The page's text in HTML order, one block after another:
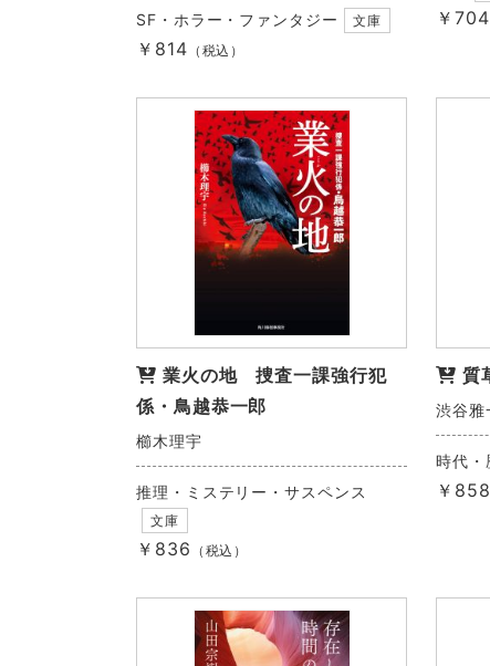
SF・ホラー・ファンタジー 文庫
￥814 （税込）
￥704
業火の地 捜査一課強行犯
係・鳥越恭一郎
櫛木理宇
推理・ミステリー・サスペンス
文庫
￥836 （税込）
質
渋谷雅
時代・
￥858